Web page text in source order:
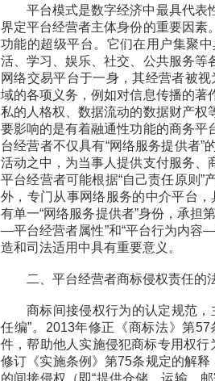
平台模式是数字经济中最具代表
界定平台经营者主体身份的重要因素
功能的超级平台。它们在用户集聚
活、学习、娱乐、社交、公共服务等
网络交易平台于一身，其经营者被视
域的各项义务，例如对信息传播的著
私的人格权、数据流动的数据财产权
要影响的是有着融通性功能的商务平
台经营者不仅具有“网络服务提供者
活动之中，为当事人提供支付服务、
平台经营者可能根据“自己责任原则
外，专门从事网络服务的中介平台，
有单一“网络服务提供者”身份，承担
—平台经营者属性”和“平台行为内容
造和司法适用中具有重要意义。
二、平台经营者商标侵权责任的
商标间接侵权行为的认定规范
任编”。2013年修正《商标法》第
件，帮助他人实施侵犯商标专用权
修订《实施条例》第75条规定的解释
的间接侵权（即“提供仓储、运输、